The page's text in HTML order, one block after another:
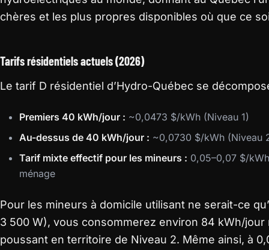
chères et les plus propres disponibles où que ce
Tarifs résidentiels actuels (2026)
Le tarif D résidentiel d’Hydro-Québec se
Premiers 40 kWh/jour : ~0,0473 $/kWh (Niveau 1)
Au-dessus de 40 kWh/jour : ~0,0730 $/kWh (Niveau
Tarif mixte effectif pour les mineurs : 0,05–0,07 $/
ménage
Pour les mineurs à domicile utilisant ne serait-ce
3 500 W), vous consommerez environ 84 kWh/
poussant en territoire de Niveau 2. Même ainsi, à